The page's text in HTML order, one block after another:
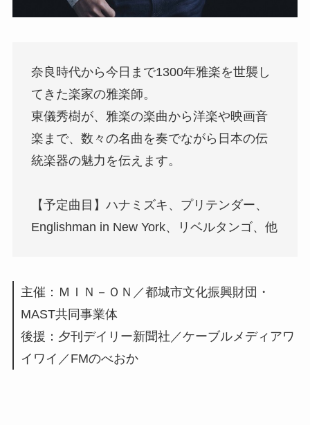
奈良時代から今日まで1300年雅楽を世襲し
てきた楽家の雅楽師。
東儀秀樹が、雅楽の楽曲から洋楽や映画音
楽まで、数々の名曲を奏でながら日本の伝
統楽器の魅力を伝えます。
【予定曲目】ハナミズキ、プリテンダー、
Englishman in New York、リベルタンゴ、他
主催：ＭＩＮ－ＯＮ／都城市文化振興財団・
MAST共同事業体
後援：夕刊デイリー新聞社／ケーブルメディアワ
イワイ／FMのべおか